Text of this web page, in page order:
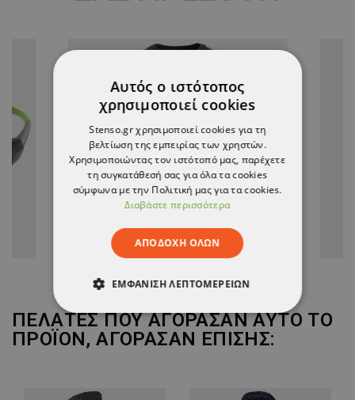
ΠΕΛΆΤΕΣ ΠΟΥ ΑΓΌΡΑΣΑΝ ΑΥΤΌ ΤΟ
ΠΡΟΪΌΝ, ΑΓΌΡΑΣΑΝ ΕΠΊΣΗΣ:
Αυτός ο ιστότοπος
χρησιμοποιεί cookies
Stenso.gr χρησιμοποιεί cookies για τη
βελτίωση της εμπειρίας των χρηστών.
Χρησιμοποιώντας τον ιστότοπό μας, παρέχετε
τη συγκατάθεσή σας για όλα τα cookies
σύμφωνα με την Πολιτική μας για τα cookies.
Διαβάστε περισσότερα
ΑΠΟΔΟΧΉ ΌΛΩΝ
ΕΜΦΆΝΙΣΗ ΛΕΠΤΟΜΕΡΕΙΏΝ
ΑΠΟΛΎΤΩΣ ΑΠΑΡΑΊΤΗΤΑ